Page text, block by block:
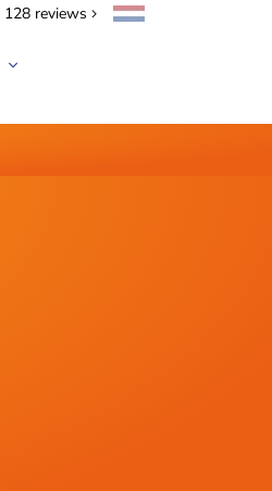
128 reviews